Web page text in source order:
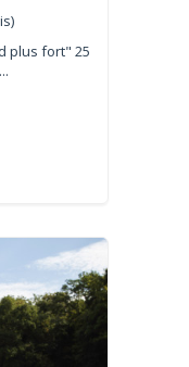
plus fort" 25